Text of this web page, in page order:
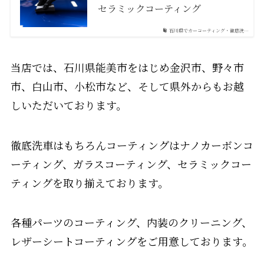
石川県でカーコーティング・徹底洗…
セラミックコーティング
当店では、石川県能美市をはじめ金沢市、野々市
市、白山市、小松市など、そして県外からもお越
しいただいております。
徹底洗車はもちろんコーティングはナノカーボンコ
ーティング、ガラスコーティング、セラミックコー
ティングを取り揃えております。
各種パーツのコーティング、内装のクリーニング、
レザーシートコーティングをご用意しております。